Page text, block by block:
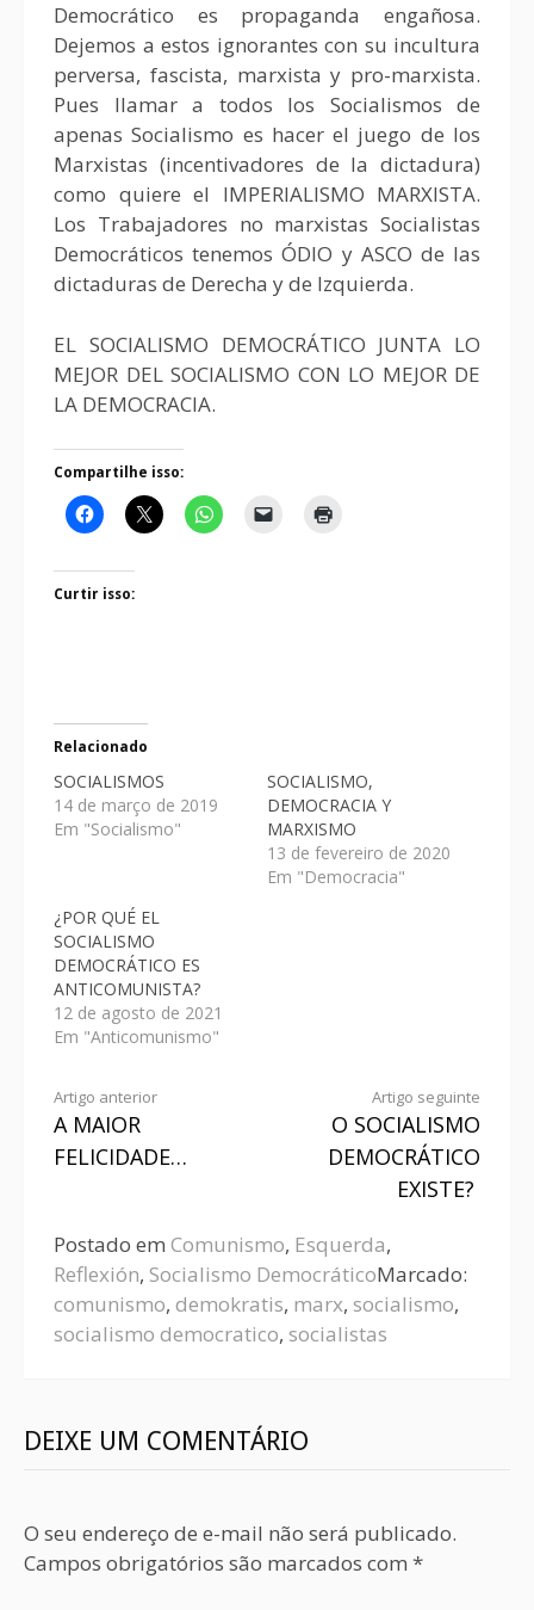
Democrático es propaganda engañosa.
Dejemos a estos ignorantes con su incultura
perversa, fascista, marxista y pro-marxista.
Pues llamar a todos los Socialismos de
apenas Socialismo es hacer el juego de los
Marxistas (incentivadores de la dictadura)
como quiere el IMPERIALISMO MARXISTA.
Los Trabajadores no marxistas Socialistas
Democráticos tenemos ÓDIO y ASCO de las
dictaduras de Derecha y de Izquierda.
EL SOCIALISMO DEMOCRÁTICO JUNTA LO
MEJOR DEL SOCIALISMO CON LO MEJOR DE
LA DEMOCRACIA.
Compartilhe isso:
Curtir isso:
Relacionado
SOCIALISMOS
14 de março de 2019
Em "Socialismo"
SOCIALISMO,
DEMOCRACIA Y
MARXISMO
13 de fevereiro de 2020
Em "Democracia"
¿POR QUÉ EL
SOCIALISMO
DEMOCRÁTICO ES
ANTICOMUNISTA?
12 de agosto de 2021
Em "Anticomunismo"
Artigo anterior
A MAIOR
FELICIDADE…
Artigo seguinte
O SOCIALISMO
DEMOCRÁTICO
EXISTE?
Postado em Comunismo, Esquerda,
Reflexión, Socialismo DemocráticoMarcado:
comunismo, demokratis, marx, socialismo,
socialismo democratico, socialistas
DEIXE UM COMENTÁRIO
O seu endereço de e-mail não será publicado.
Campos obrigatórios são marcados com *